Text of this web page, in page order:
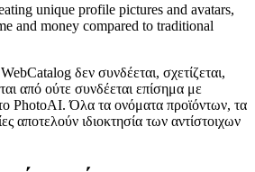
unique profile pictures and avatars,
and money compared to traditional
δεν συνδέεται, σχετίζεται,
από ούτε συνδέεται επίσημα με
PhotoAI. Όλα τα ονόματα προϊόντων, τα
αποτελούν ιδιοκτησία των αντίστοιχων